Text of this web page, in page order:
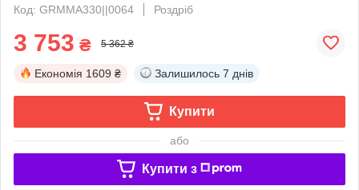
Код: GRMMA330||0064
Роздріб
3 753 ₴ 5 362 ₴
Економія 1609 ₴ Залишилось 7 днів
Купити
або
Купити з